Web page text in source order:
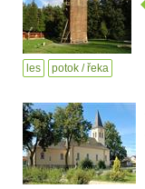
les potok / řeka